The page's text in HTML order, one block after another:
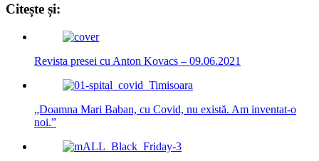
Citește și:
Revista presei cu Anton Kovacs – 09.06.2021
„Doamna Mari Baban, cu Covid, nu există. Am inventat-o
noi.”